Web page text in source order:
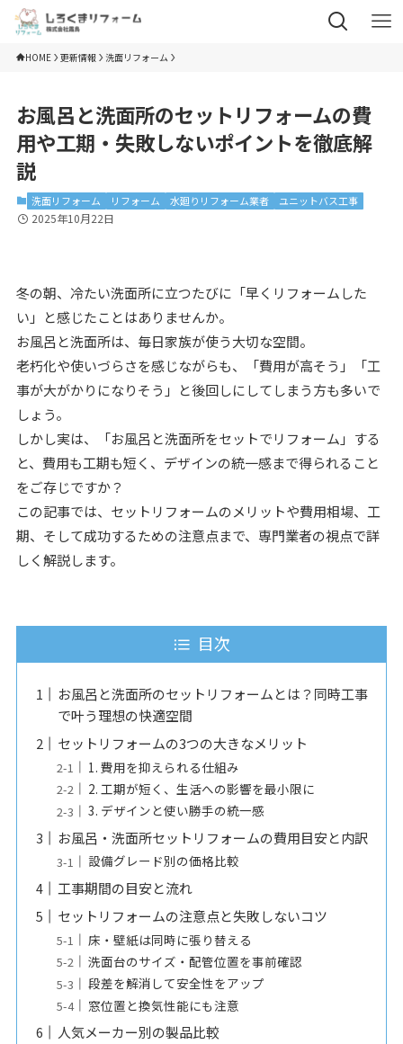
HOME 更新情報 洗面リフォーム
お風呂と洗面所のセットリフォームの費
用や工期・失敗しないポイントを徹底解
説
洗面リフォーム リフォーム 水廻りリフォーム業者 ユニットバス工事
2025年10月22日
冬の朝、冷たい洗面所に立つたびに「早くリフォームした
い」と感じたことはありませんか。
お風呂と洗面所は、毎日家族が使う大切な空間。
老朽化や使いづらさを感じながらも、「費用が高そう」「工
事が大がかりになりそう」と後回しにしてしまう方も多いで
しょう。
しかし実は、「お風呂と洗面所をセットでリフォーム」する
と、費用も工期も短く、デザインの統一感まで得られること
をご存じですか？
この記事では、セットリフォームのメリットや費用相場、工
期、そして成功するための注意点まで、専門業者の視点で詳
しく解説します。
目次
お風呂と洗面所のセットリフォームとは？同時工事
で叶う理想の快適空間
セットリフォームの3つの大きなメリット
1. 費用を抑えられる仕組み
2. 工期が短く、生活への影響を最小限に
3. デザインと使い勝手の統一感
お風呂・洗面所セットリフォームの費用目安と内訳
設備グレード別の価格比較
工事期間の目安と流れ
セットリフォームの注意点と失敗しないコツ
床・壁紙は同時に張り替える
洗面台のサイズ・配管位置を事前確認
段差を解消して安全性をアップ
窓位置と換気性能にも注意
人気メーカー別の製品比較